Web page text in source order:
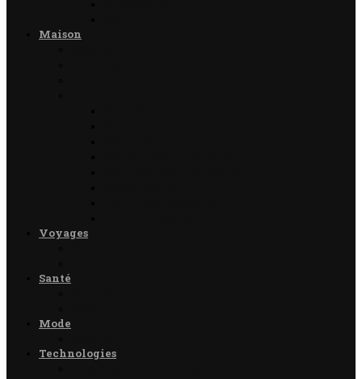
Maison
Voyages
Santé
Mode
Technologies